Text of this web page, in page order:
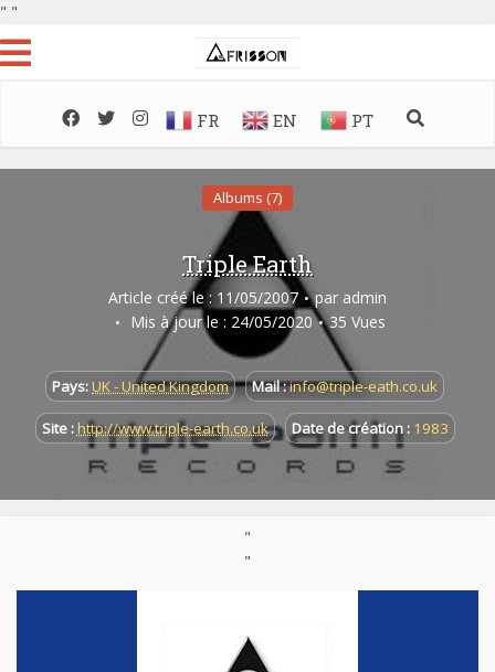
" "
FR EN PT
Albums (7)
Triple Earth
Article créé le : 11/05/2007 par admin
Mis à jour le : 24/05/2020
35 Vues
Pays: UK - United Kingdom Mail :info@triple-eath.co.uk
Site : http://www.triple-earth.co.uk Date de création : 1983
"
"